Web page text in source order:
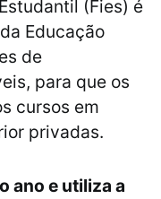
(Fies) é
Educação
de
para que os
cursos em
privadas.
ano e utiliza a